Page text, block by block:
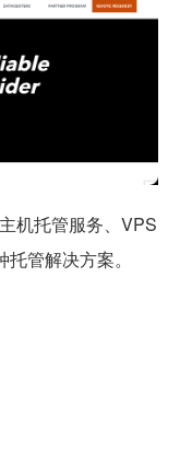
机托管服务、VPS
管解决方案。